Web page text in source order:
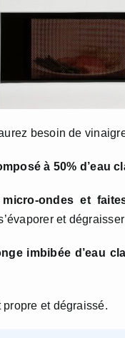
besoin de
à 50% d’eau
ondes et
et
imbibée d’eau
et dégraissé.